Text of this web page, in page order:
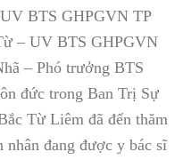
BTS GHPGVN TP
– UV BTS GHPGVN
– Phó trưởng BTS
đức trong Ban Trị Sự
Từ Liêm đã đến thăm
nhân đang được y bác sĩ